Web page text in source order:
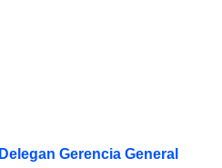
Delegan Gerencia General